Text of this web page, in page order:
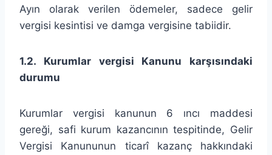
Ayın olarak verilen ödemeler, sadece gelir
vergisi kesintisi ve damga vergisine tabiidir.
1.2. Kurumlar vergisi Kanunu karşısındaki
durumu
Kurumlar vergisi kanunun 6 ıncı maddesi
gereği, safi kurum kazancının tespitinde, Gelir
Vergisi Kanununun ticarî kazanç hakkındaki